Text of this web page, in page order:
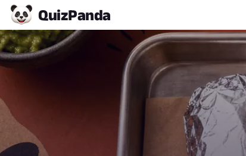
QuizPanda